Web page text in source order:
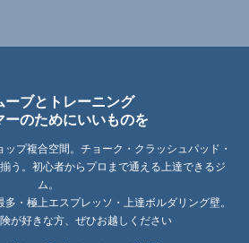
ーブとトレーニング
ーのためにいいものを
プ複合空間。チョーク・クラッシュパッド・
う。初心者からプロまで通える上達できるジ
ム。
・極上エスプレッソ・上達ボルダリング壁。
が好きな方、ぜひお越しください